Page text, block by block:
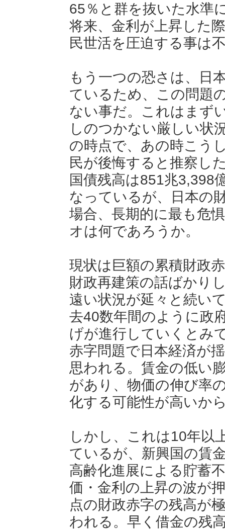
65％と群を抜いた水準
将来、金利が上昇した
民世活を圧迫する事は
もう一つの恐さは、日
ているため、この問題
ない事だ。これはまず
しのつかない厳しい状
の時点で、あの時こう
民が後悔すると推察し
国債残高は851兆3,398
なっているが、日本の
場合、長期的に最も危
オは何であろうか。
現状は巨額の累積財政
財政再建策の話ばかり
遠い状況が延々と続い
去40数年間のように政
げが進行していくとみ
赤字問題で日本経済が
思われる。賃金の低い
があり、物価の伸び率
化する可能性が高いか
しかし、これは10年以
ているが、新興国の賃
高齢化進展による貯蓄
価・金利の上昇の波が
点の財政赤字の残高が
われる。早く借金の残